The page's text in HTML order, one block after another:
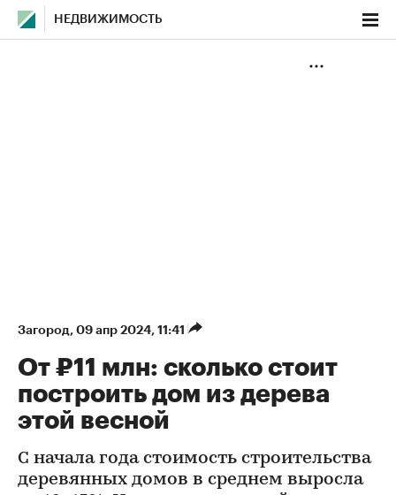
НЕДВИЖИМОСТЬ
Загород⁠, 09 апр 2024, 11:41
От ₽11 млн: сколько стоит
построить дом из дерева
этой весной
С начала года стоимость строительства
деревянных домов в среднем выросла